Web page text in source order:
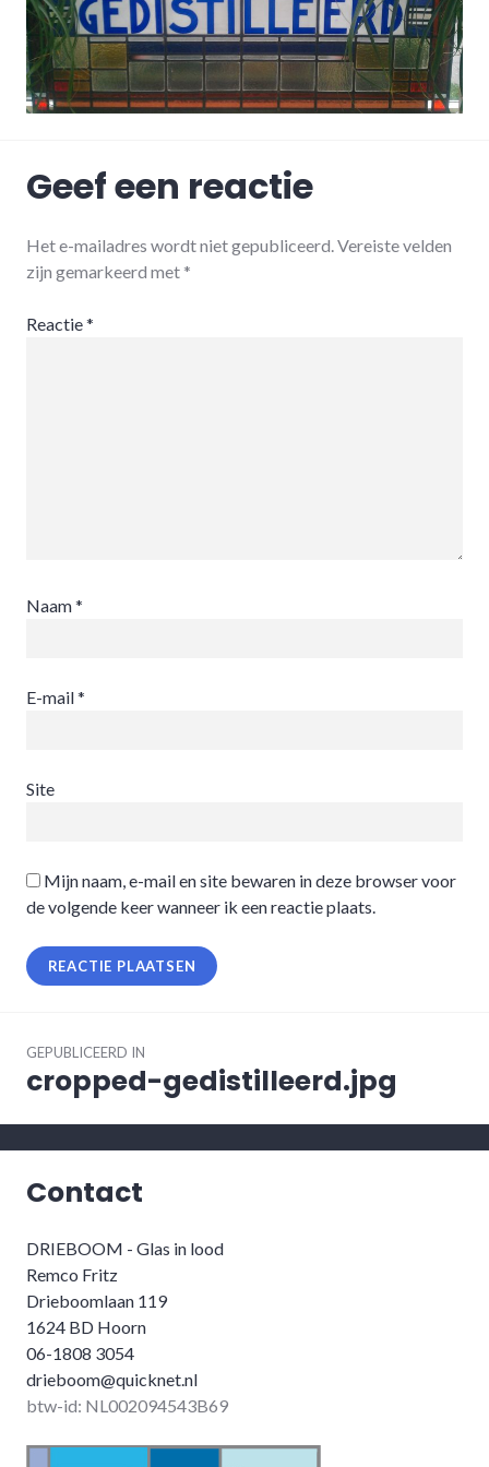
Geef een reactie
Het e-mailadres wordt niet gepubliceerd.Vereiste velden
zijn gemarkeerd met *
Reactie*
Naam*
E-mail*
Site
Mijn naam, e-mail en site bewaren in deze browser voor
de volgende keer wanneer ik een reactie plaats.
GEPUBLICEERD IN
cropped-gedistilleerd.jpg
Contact
DRIEBOOM - Glas in lood
Remco Fritz
Drieboomlaan 119
1624 BD Hoorn
06-1808 3054
drieboom@quicknet.nl
btw-id: NL002094543B69